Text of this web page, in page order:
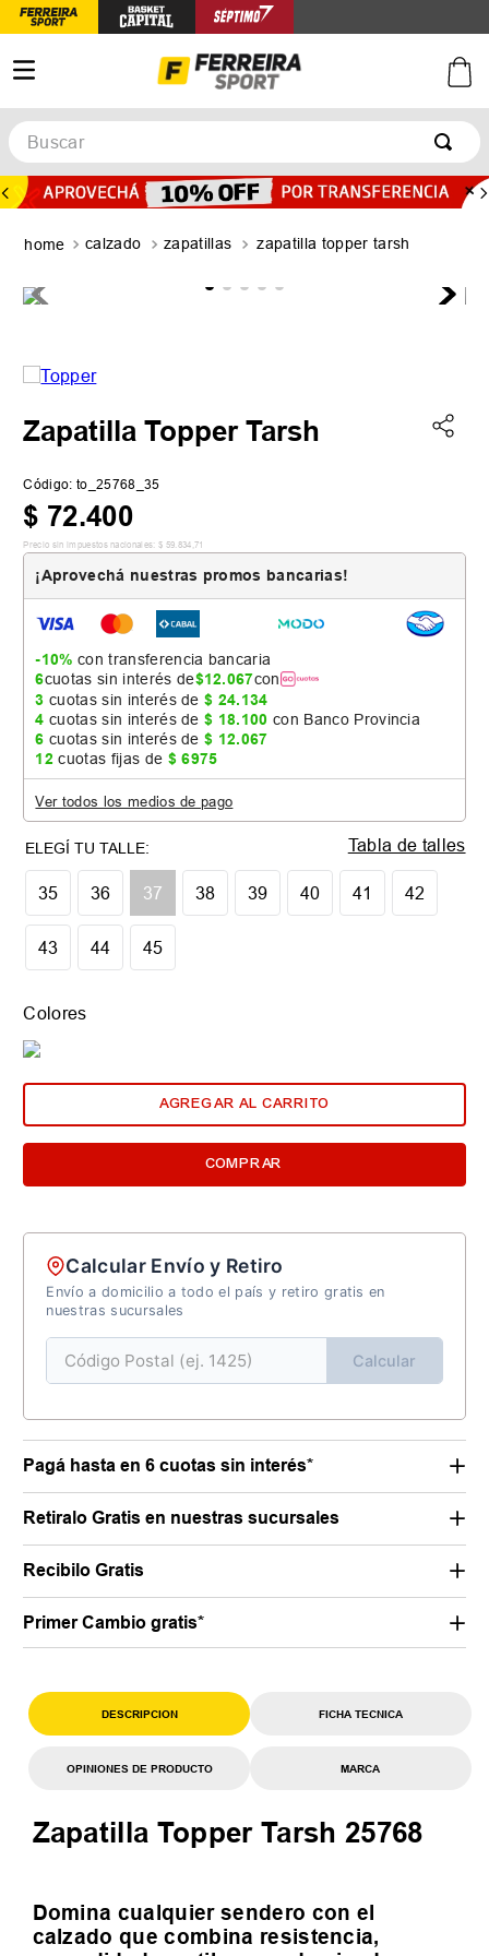
Buscar
calzado zapatillas zapatilla topper tarsh
Zapatilla Topper Tarsh
Código: to_25768_35
$ 72.400
Precio sin impuestos nacionales: $ 59 834 71
¡Aprovechá nuestras promos bancarias!
-10% con transferencia bancaria
6cuotas sin interés de$12.067con
3 cuotas sin interés de$ 24.134
4 cuotas sin interés de$ 18.100 con Banco Provincia
6 cuotas sin interés de$ 12.067
12 cuotas fijas de $ 6975
Ver todos los medios de pago
35 36 37 38 39 40 41 42
43 44 45
Tabla de talles
Colores
AGREGAR AL CARRITO
COMPRAR
Calcular Envío y Retiro
Envío a domicilio a todo el país y retiro gratis en
nuestras sucursales
Calcular
Pagá hasta en 6 cuotas sin interés*
Retiralo Gratis en nuestras sucursales
Recibilo Gratis
Primer Cambio gratis*
DESCRIPCION FICHA TECNICA
OPINIONES DE PRODUCTO MARCA
Zapatilla Topper Tarsh 25768
Domina cualquier sendero con el
calzado que combina resistencia,
TÉRMINOS MÁS BUSCADOS
3.
5. zapatillas adidas